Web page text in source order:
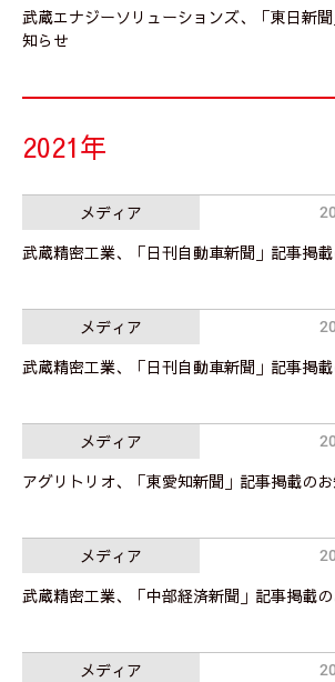
武蔵エナジーソリューションズ、「東日新
知らせ
2021年
メディア
武蔵精密工業、「日刊自動車新聞」記事掲
メディア
武蔵精密工業、「日刊自動車新聞」記事掲
メディア
アグリトリオ、「東愛知新聞」記事掲載の
メディア
武蔵精密工業、「中部経済新聞」記事掲載
メディア